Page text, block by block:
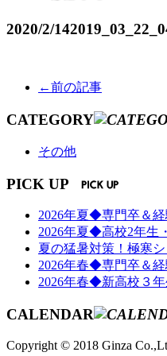
2020/2/14
←前の記事
CATEGORY
その他
PICK UP
2026年夏◆専門卒＆
2026年夏◆高校2年生
夏の猛暑対策！極寒
2026年春◆専門卒＆
2026年春◆新高校３年
CALENDAR
Copyright © 2018 Ginza